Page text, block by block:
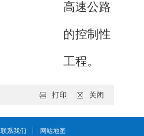
高速公路
的控制性
工程。
关闭
打印
联系我们 网站地图